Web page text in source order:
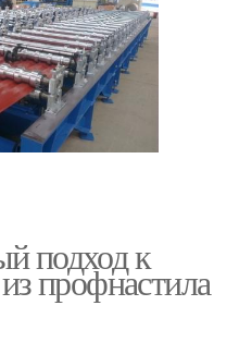
подход к
профнастила